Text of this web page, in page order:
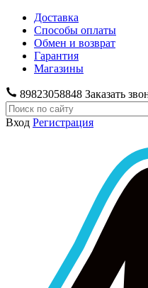
Доставка
Способы оплаты
Обмен и возврат
Гарантия
Магазины
89823058848 Заказать
Вход Регистрация